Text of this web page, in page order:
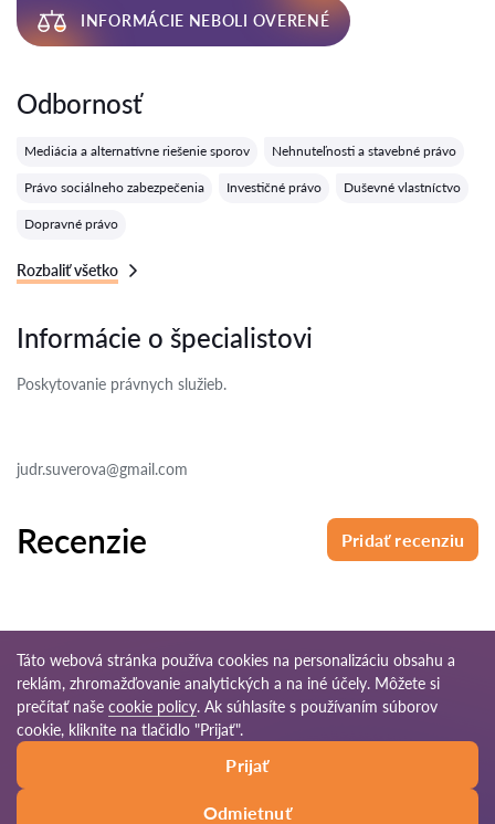
INFORMÁCIE NEBOLI OVERENÉ
Odbornosť
Mediácia a alternatívne riešenie sporov Nehnuteľnosti a stavebné právo
Právo sociálneho zabezpečenia Investičné právo Duševné vlastníctvo
Dopravné právo
Rozbaliť všetko
Informácie o špecialistovi
Poskytovanie právnych služieb.
judr.suverova@gmail.com
Recenzie Pridať recenziu
© 2026 Pravnikov-sk.com
stránok
Táto webová stránka používa cookies na personalizáciu obsahu a
reklám, zhromažďovanie analytických a na iné účely. Môžete si
prečítať naše cookie policy. Ak súhlasíte s používaním súborov
cookie, kliknite na tlačidlo "Prijať".
Prijať
Odmietnuť